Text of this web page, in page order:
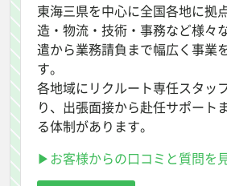
東海三県を中心に全国各地に拠
造・物流・技術・事務など様々
遣から業務請負まで幅広く事業
す。
各地域にリクルート専任スタッ
り、出張面接から赴任サポート
る体制があります。
▶お客様からの口コミと質問を